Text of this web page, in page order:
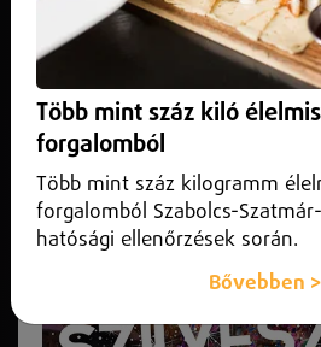
2023. december 16.Programajánló
Nyíregyházán nem lesz tűzijáték
Több mint száz kiló
forgalomból
Több mint száz kilogramm
forgalomból Szabolcs-
hatósági ellenőrzések során.
Bővebben